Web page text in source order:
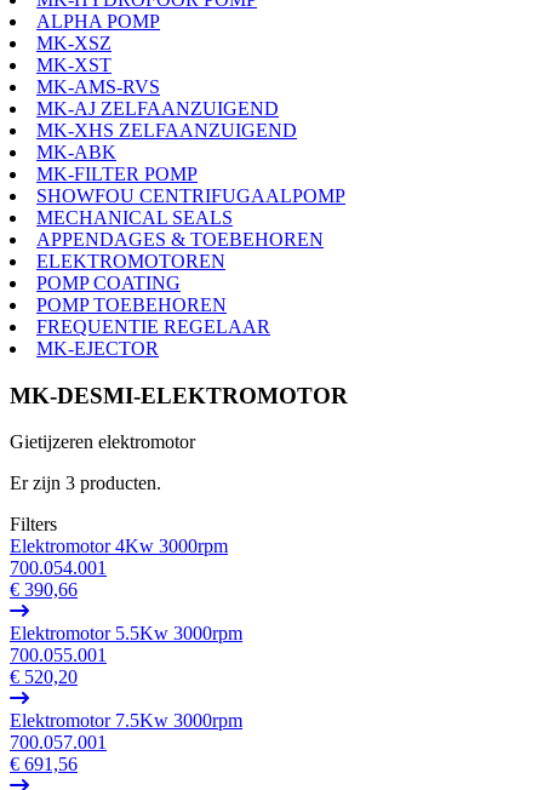
ALPHA POMP
MK-XSZ
MK-XST
MK-AMS-RVS
MK-AJ ZELFAANZUIGEND
MK-XHS ZELFAANZUIGEND
MK-ABK
MK-FILTER POMP
SHOWFOU CENTRIFUGAALPOMP
MECHANICAL SEALS
APPENDAGES & TOEBEHOREN
ELEKTROMOTOREN
POMP COATING
POMP TOEBEHOREN
FREQUENTIE REGELAAR
MK-EJECTOR
MK-DESMI-ELEKTROMOTOR
Gietijzeren elektromotor
Er zijn 3 producten.
Filters
Elektromotor 4Kw 3000rpm
700.054.001
€ 390,66
Elektromotor 5.5Kw 3000rpm
700.055.001
€ 520,20
Elektromotor 7.5Kw 3000rpm
700.057.001
€ 691,56